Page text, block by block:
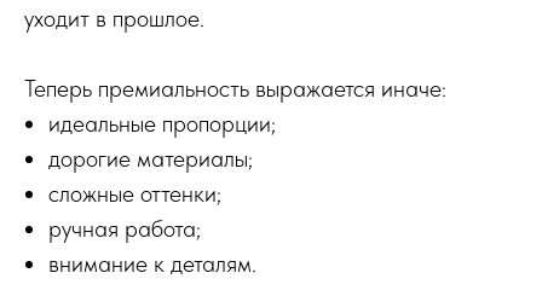
уходит в прошлое.
Теперь премиальность выражается иначе:
идеальные пропорции;
дорогие материалы;
сложные оттенки;
ручная работа;
внимание к деталям.